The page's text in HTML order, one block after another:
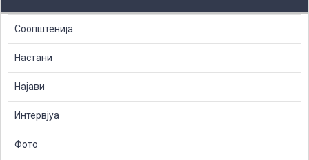
Соопштенија
Настани
Најави
Интервјуа
Фото